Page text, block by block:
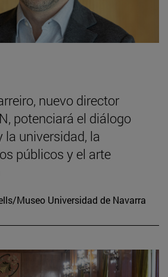
nuevo director
potenciará el diálogo
la universidad, la
públicos y el arte
Museo Universidad de Navarra